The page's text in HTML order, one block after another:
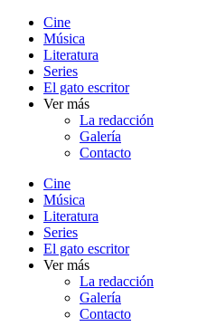
Cine
Música
Literatura
Series
El gato escritor
Ver más
La redacción
Galería
Contacto
Cine
Música
Literatura
Series
El gato escritor
Ver más
La redacción
Galería
Contacto